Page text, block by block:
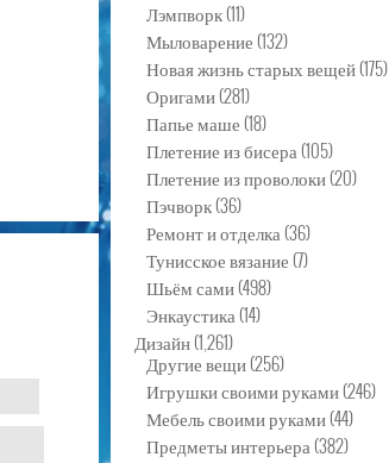
Лэмпворк(11)
Мыловарение(132)
Новая жизнь старых вещей(175)
Оригами(281)
Папье маше(18)
Плетение из бисера(105)
Плетение из проволоки(20)
Пэчворк(36)
Ремонт и отделка(36)
Тунисское вязание(7)
Шьём сами(498)
Энкаустика(14)
Дизайн(1,261)
Другие вещи(256)
Игрушки своими руками(246)
Мебель своими руками(44)
Предметы интерьера(382)